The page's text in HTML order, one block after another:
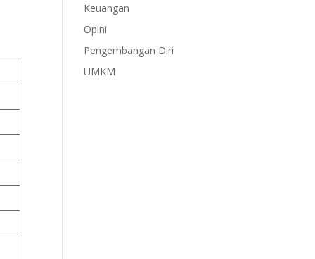
Keuangan
Opini
Pengembangan Diri
UMKM